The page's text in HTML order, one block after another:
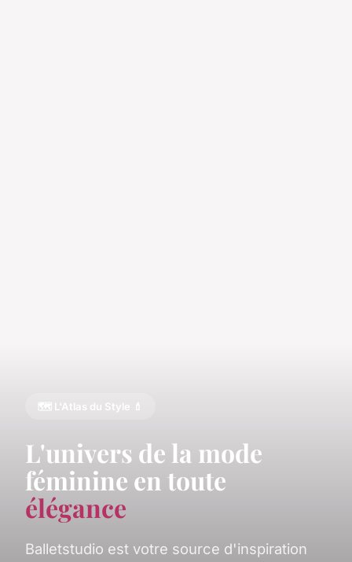
🗺️ L'Atlas du Style 💄
L'univers de la mode
féminine en toute
élégance
Balletstudio est votre source d'inspiration